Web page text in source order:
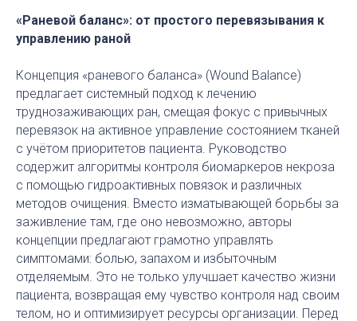
«Раневой баланс»: от простого перевязывания к
управлению раной
Концепция «раневого баланса» (Wound Balance)
предлагает системный подход к лечению
труднозаживающих ран, смещая фокус с привычных
перевязок на активное управление состоянием тканей
с учётом приоритетов пациента. Руководство
содержит алгоритмы контроля биомаркеров некроза
с помощью гидроактивных повязок и различных
методов очищения. Вместо изматывающей борьбы за
заживление там, где оно невозможно, авторы
концепции предлагают грамотно управлять
симптомами: болью, запахом и избыточным
отделяемым. Это не только улучшает качество жизни
пациента, возвращая ему чувство контроля над своим
телом, но и оптимизирует ресурсы организации. Перед